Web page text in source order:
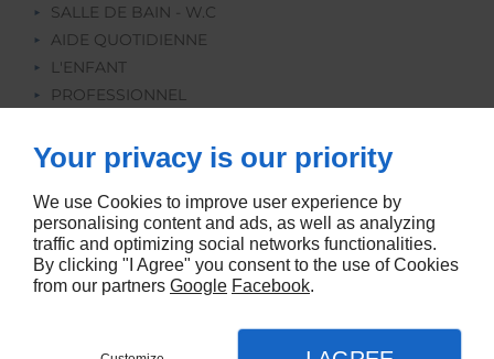
SALLE DE BAIN - W.C
AIDE QUOTIDIENNE
L'ENFANT
PROFESSIONNEL
ORTHOPEDIE
LOCATION
Your privacy is our priority
We use Cookies to improve user experience by
personalising content and ads, as well as analyzing
traffic and optimizing social networks functionalities.
By clicking "I Agree" you consent to the use of Cookies
from our partners Google Facebook.